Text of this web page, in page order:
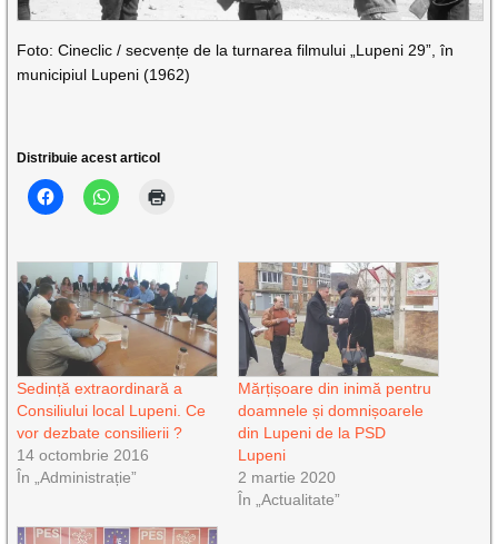
Foto: Cineclic / secvențe de la turnarea filmului „Lupeni 29”, în
municipiul Lupeni (1962)
Distribuie acest articol
Sedință extraordinară a
Consiliului local Lupeni. Ce
vor dezbate consilierii ?
14 octombrie 2016
În „Administrație”
Mărțișoare din inimă pentru
doamnele și domnișoarele
din Lupeni de la PSD
Lupeni
2 martie 2020
În „Actualitate”